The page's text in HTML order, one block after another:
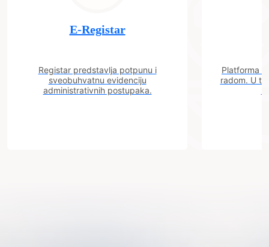
E-Registar
Registar predstavlja potpunu i
sveobuhvatnu evidenciju
administrativnih postupaka.
Platforma
radom. U